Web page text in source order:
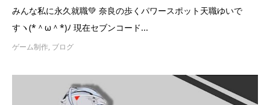
みんな私に永久就職💚 奈良の歩くパワースポット天職ゆいで
すヽ(*＾ω＾*)ﾉ 現在セブンコード...
ゲーム制作, ブログ